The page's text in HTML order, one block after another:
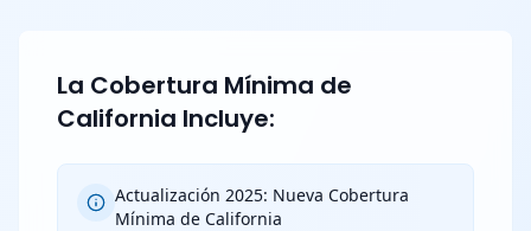
La Cobertura Mínima de
California Incluye:
Actualización 2025: Nueva Cobertura
Mínima de California